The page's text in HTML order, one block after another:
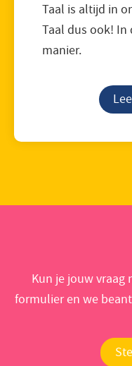
Taal is altijd in
Taal dus ook!
manier.
Kun je jouw vraag
formulier en we